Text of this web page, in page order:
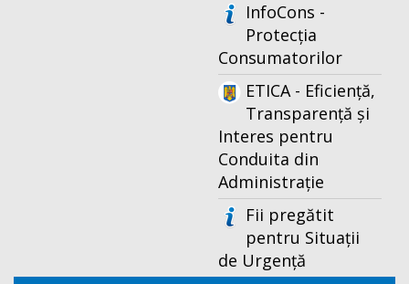
InfoCons -
Protecția
Consumatorilor
ETICA - Eficiență,
Transparență și
Interes pentru
Conduita din
Administrație
Fii pregătit
pentru Situații
de Urgență